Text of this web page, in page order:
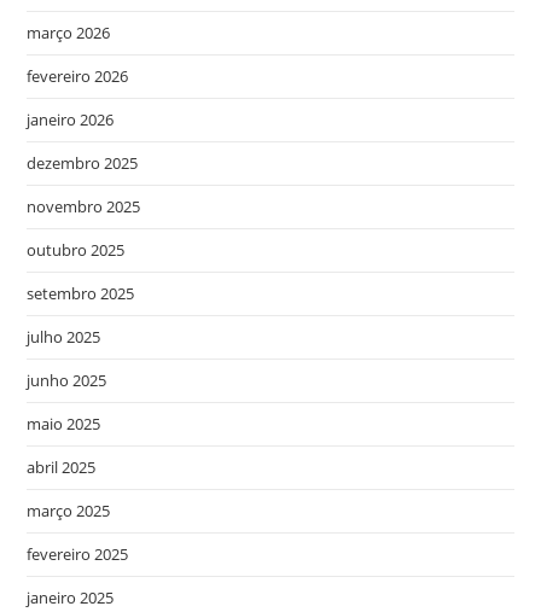
março 2026
fevereiro 2026
janeiro 2026
dezembro 2025
novembro 2025
outubro 2025
setembro 2025
julho 2025
junho 2025
maio 2025
abril 2025
março 2025
fevereiro 2025
janeiro 2025